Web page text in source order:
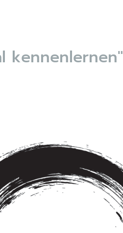
kennenlernen"